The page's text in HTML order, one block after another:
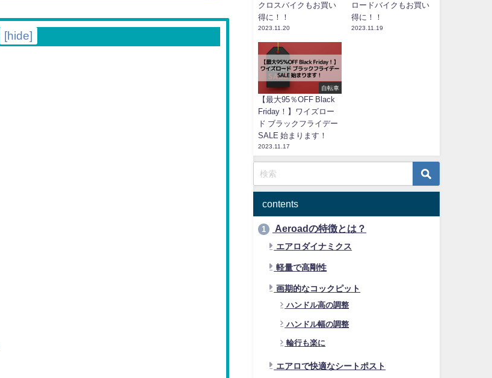
[hide]
クロスバイクもお買い
得に！！
2023.11.20
ロードバイクもお買い
得に！！
2023.11.19
自転車
【最大95％OFF Black
Friday！】ワイズロー
ド ブラックフライデー
SALE 始まります！
2023.11.17
contents
1 Aeroadの特徴とは？
エアロダイナミクス
軽量で高剛性
画期的なコックピット
ハンドル高の調整
ハンドル幅の調整
輪行も楽に
エアロで快適なシートポスト